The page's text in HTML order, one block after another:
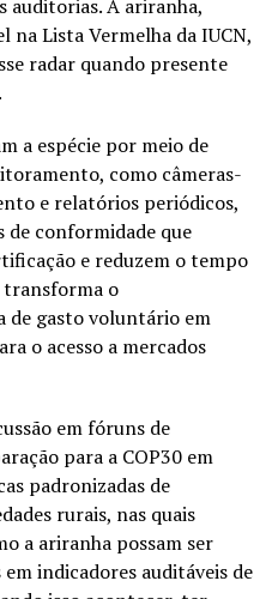
auditorias. A ariranha,
na Lista Vermelha da IUCN,
radar quando presente
a espécie por meio de
como câmeras-
e relatórios periódicos,
de conformidade que
e reduzem o tempo
transforma o
de gasto voluntário em
o acesso a mercados
em fóruns de
para a COP30 em
padronizadas de
rurais, nas quais
a ariranha possam ser
indicadores auditáveis de